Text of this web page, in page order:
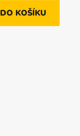
DO KOŠÍKU